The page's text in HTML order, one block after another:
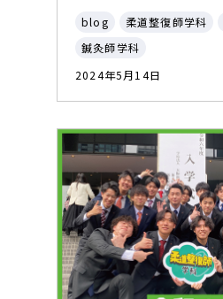
blog 柔道整復師学科
鍼灸師学科
2024年5月14日